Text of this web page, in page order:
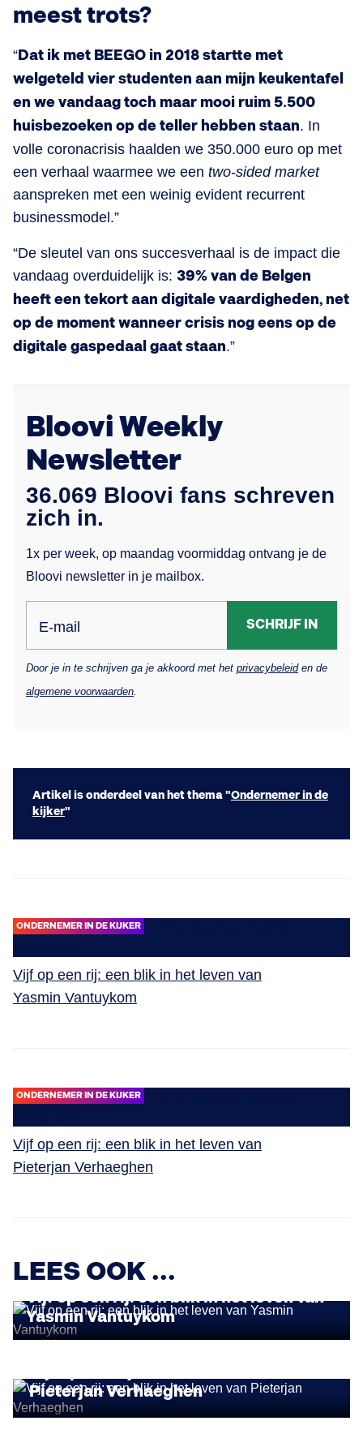
meest trots?
“ Dat ik met BEEGO in 2018 startte met
welgeteld vier studenten aan mijn keukentafel
en we vandaag toch maar mooi ruim 5.500
huisbezoeken op de teller hebben staan. In
volle coronacrisis haalden we 350.000 euro op met
een verhaal waarmee we een two-sided market
aanspreken met een weinig evident recurrent
businessmodel.”
“De sleutel van ons succesverhaal is de impact die
vandaag overduidelijk is: 39% van de Belgen
heeft een tekort aan digitale vaardigheden, net
op de moment wanneer crisis nog eens op de
digitale gaspedaal gaat staan.”
Bloovi Weekly
Newsletter
36.069 Bloovi fans schreven
zich in.
1x per week, op maandag voormiddag ontvang je de
Bloovi newsletter in je mailbox.
E-mail SCHRIJF IN
Door je in te schrijven ga je akkoord met het privacybeleiden de
algemene voorwaarden.
Artikel is onderdeel van het thema "Ondernemer in de
kijker"
ONDERNEMER IN DE KIJKER
Vijf op een rij: een blik in het leven van
Yasmin Vantuykom
ONDERNEMER IN DE KIJKER
Vijf op een rij: een blik in het leven van
Pieterjan Verhaeghen
LEES OOK ...
ONDERNEMER IN DE KIJKER
Vijf op een rij: een blik in het leven van
Yasmin Vantuykom
Pieterjan Verhaeghen
ONDERNEMER IN DE KIJKER